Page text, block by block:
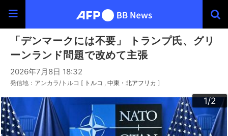
「デンマークには不要」 トランプ氏、グリ
ーンランド問題で改めて主張
2026年7月8日 18:32
発信地：アンカラ/トルコ [ トルコ 中東・北アフリカ ]
1/2
2/2